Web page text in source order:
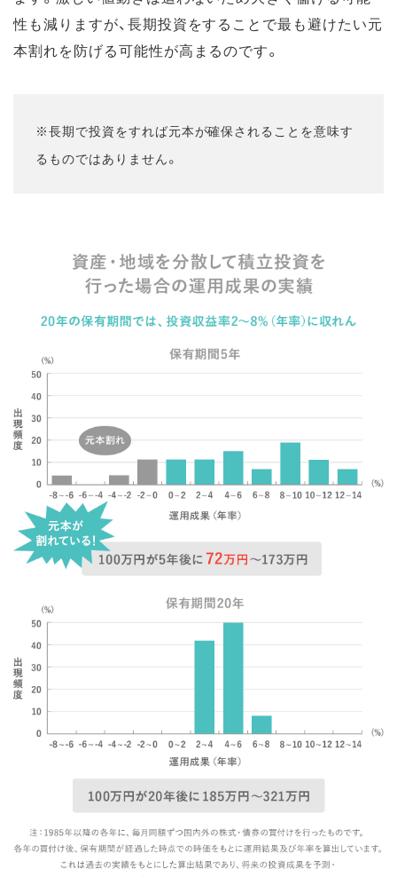
性も減りますが、長期投資をすることで最も避けたい元
本割れを防げる可能性が高まるのです。
※長期で投資をすれば元本が確保されることを意味す
るものではありません。